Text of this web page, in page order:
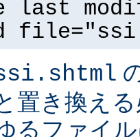
last
置き換え
るファイ